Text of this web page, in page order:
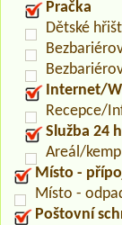
Pračka
Dětské
Internet/
Recepce/
Služba 24
Areál/
Místo -
Místo -
Poštovní